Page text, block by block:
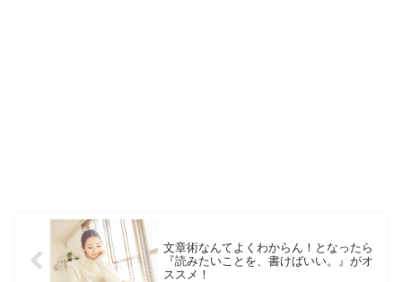
文章術なんてよくわからん！となったら
『読みたいことを、書けばいい。』がオ
ススメ！